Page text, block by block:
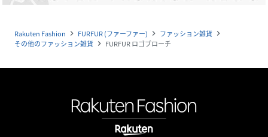
Rakuten Fashion navigate_next FURFUR (ファーファー) navigate_next ファッション雑貨 navigate_next
その他のファッション雑貨 navigate_next FURFUR ロゴブローチ